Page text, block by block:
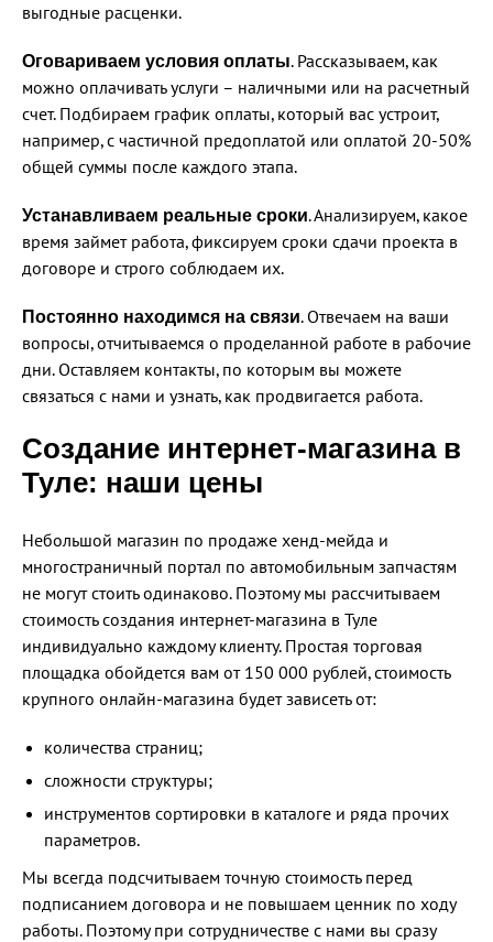
выгодные расценки.
Оговариваем условия оплаты. Рассказываем, как
можно оплачивать услуги – наличными или на расчетный
счет. Подбираем график оплаты, который вас устроит,
например, с частичной предоплатой или оплатой 20-50%
общей суммы после каждого этапа.
Устанавливаем реальные сроки. Анализируем, какое
время займет работа, фиксируем сроки сдачи проекта в
договоре и строго соблюдаем их.
Постоянно находимся на связи. Отвечаем на ваши
вопросы, отчитываемся о проделанной работе в рабочие
дни. Оставляем контакты, по которым вы можете
связаться с нами и узнать, как продвигается работа.
Создание интернет-магазина в
Туле: наши цены
Небольшой магазин по продаже хенд-мейда и
многостраничный портал по автомобильным запчастям
не могут стоить одинаково. Поэтому мы рассчитываем
стоимость создания интернет-магазина в Туле
индивидуально каждому клиенту. Простая торговая
площадка обойдется вам от 150 000 рублей, стоимость
крупного онлайн-магазина будет зависеть от:
количества страниц;
сложности структуры;
инструментов сортировки в каталоге и ряда прочих
параметров.
Мы всегда подсчитываем точную стоимость перед
подписанием договора и не повышаем ценник по ходу
работы. Поэтому при сотрудничестве с нами вы сразу